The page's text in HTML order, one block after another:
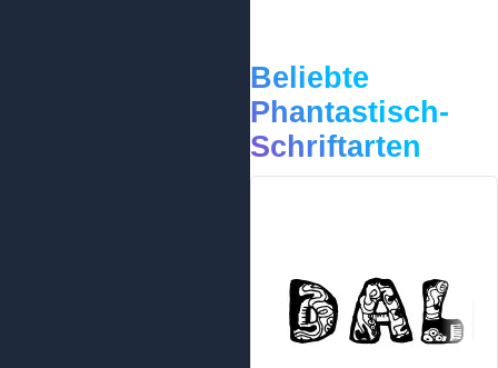
Beliebte
Phantastisch-
Schriftarten